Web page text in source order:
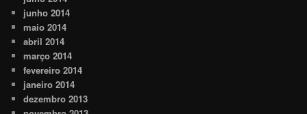
junho 2014
maio 2014
abril 2014
março 2014
fevereiro 2014
janeiro 2014
dezembro 2013